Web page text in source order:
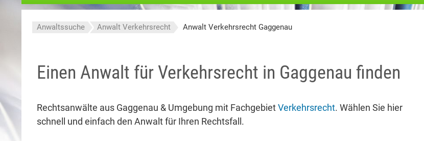
Anwaltssuche Anwalt Verkehrsrecht Anwalt Verkehrsrecht Gaggenau
Einen Anwalt für Verkehrsrecht in Gaggenau finden
Rechtsanwälte aus Gaggenau & Umgebung mit FachgebietVerkehrsrecht. Wählen Sie hier
schnell und einfach den Anwalt für Ihren Rechtsfall.